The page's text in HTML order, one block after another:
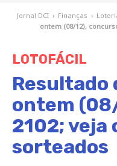
Jornal DCI › Finanças ›
ontem (08/12),
LOTOFÁCIL
Resultado
ontem
2102; veja
sorteados